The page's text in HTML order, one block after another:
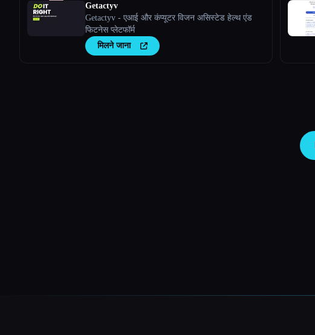
Getactyv
Getactyv - एआई और कंप्यूटर विजन असिस्टेड हेल्थ एंड
फिटनेस प्लेटफॉर्म
मिलने जाना